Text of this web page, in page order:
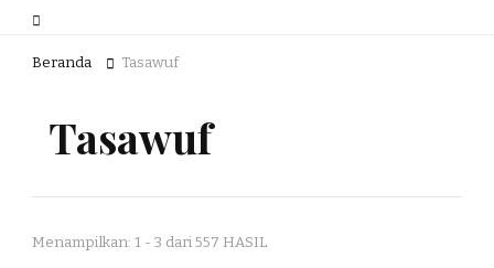
Beranda Tasawuf
Tasawuf
Menampilkan: 1 - 3 dari 557 HASIL